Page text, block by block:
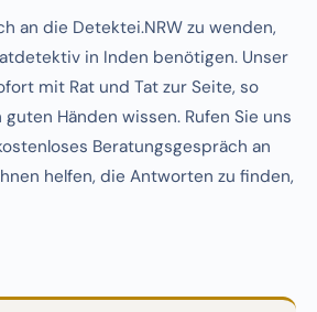
an die Detektei.NRW zu wenden,
in Inden benötigen. Unser
mit Rat und Tat zur Seite, so
guten Händen wissen. Rufen Sie uns
Beratungsgespräch an
helfen, die Antworten zu finden,